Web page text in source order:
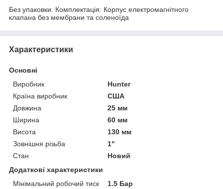
Без упаковки. Комплектація: Корпус електромагнітного
клапана без мембрани та соленоїда
Характеристики
Основні
Виробник
Hunter
Країна виробник
США
Довжина
25 мм
Ширина
60 мм
Висота
130 мм
Зовнішня різьба
1"
Стан
Новий
Додаткові характеристики
Мінімальний робочий тиск
1.5 Бар